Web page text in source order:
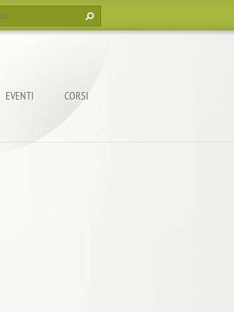
EVENTI
CORSI